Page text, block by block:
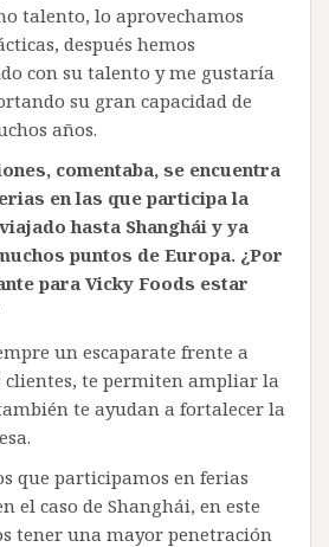
talento, lo aprovechamos
después hemos
con su talento y me gustaría
su gran capacidad de
años.
comentaba, se encuentra
en las que participa la
hasta Shanghái y ya
puntos de Europa. ¿Por
para Vicky Foods estar
un escaparate frente a
clientes, te permiten ampliar la
te ayudan a fortalecer la
que participamos en ferias
el caso de Shanghái, en este
tener una mayor penetración